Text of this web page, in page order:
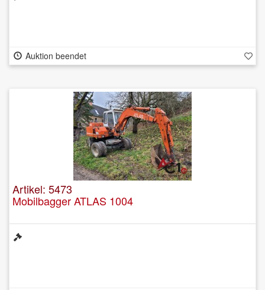
Auktion beendet
Artikel: 5473
Mobilbagger ATLAS 1004